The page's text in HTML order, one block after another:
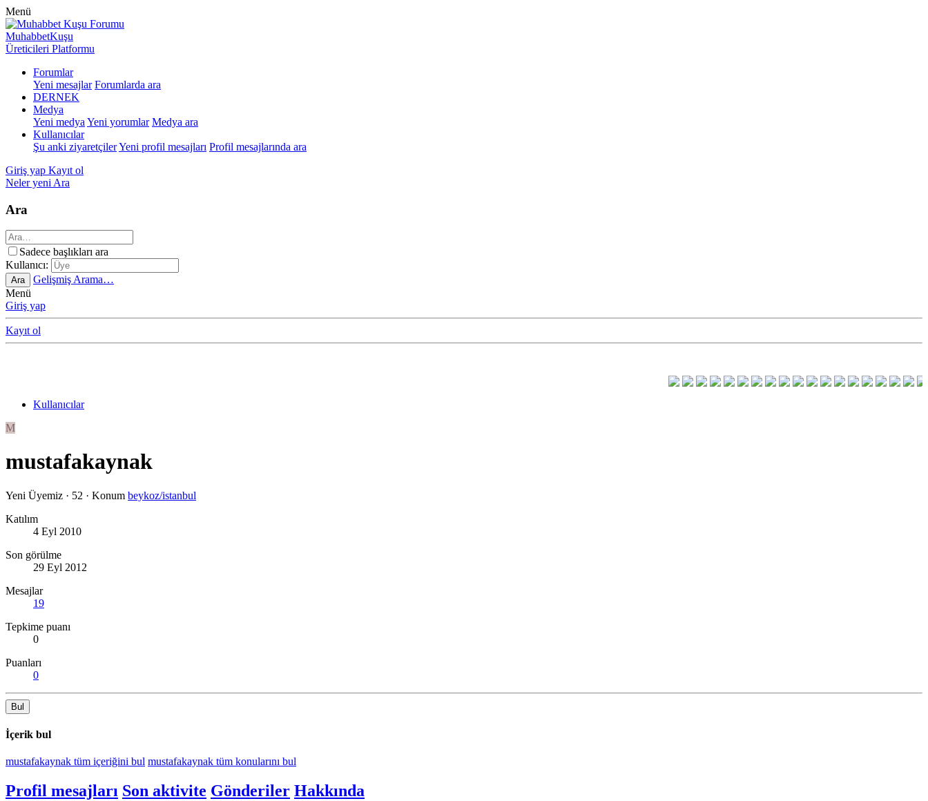
Menü
MuhabbetKuşu
Üreticileri Platformu
Forumlar
Yeni mesajlar Forumlarda ara
DERNEK
Medya
Yeni medya Yeni yorumlar Medya ara
Kullanıcılar
Şu anki ziyaretçilerYeni profil mesajları Profil mesajlarında ara
Giriş yap Kayıt ol
Neler yeni Ara
Ara
Sadece başlıkları ara
Kullanıcı:
Ara
Gelişmiş Arama…
Menü
Giriş yap
Kayıt ol
Kullanıcılar
M
mustafakaynak
Yeni Üyemiz · 52 · Konum beykoz/istanbul
Katılım
4 Eyl 2010
Son görülme
29 Eyl 2012
Mesajlar
19
Tepkime puanı
0
Puanları
0
Bul
İçerik bul
mustafakaynak tüm içeriğini bul mustafakaynak tüm konularını bul
Profil mesajları Son aktivite Gönderiler Hakkında